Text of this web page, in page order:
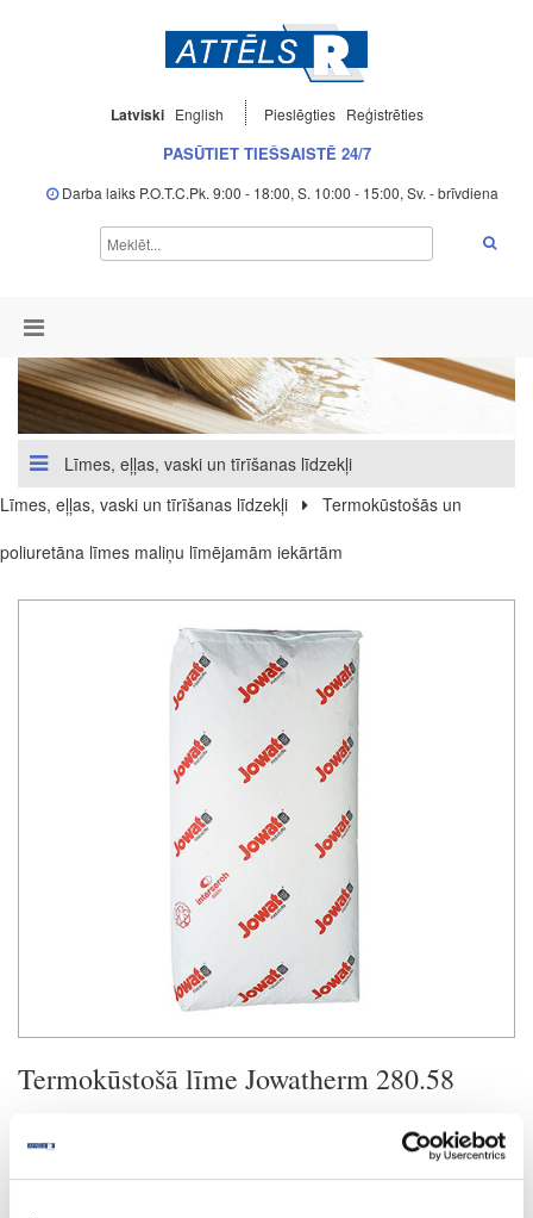
Latviski English Pieslēgties Reģistrēties
PASŪTIET TIEŠSAISTĒ 24/7
Darba laiks P.O.T.C.Pk. 9:00 - 18:00, S. 10:00 - 15:00, Sv. - brīvdiena
Līmes, eļļas, vaski un tīrīšanas līdzekļi
Līmes, eļļas, vaski un tīrīšanas līdzekļi
Termokūstošās un
poliuretāna līmes maliņu līmējamām iekārtām
Termokūstošā līme Jowatherm 280.58
Drošības datu lapa